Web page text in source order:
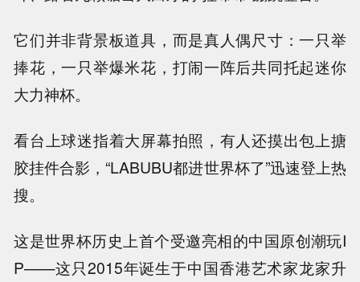
它们并非背景板道具，而是真人偶尺寸：一只举
捧花，一只举爆米花，打闹一阵后共同托起迷你
大力神杯。
看台上球迷指着大屏幕拍照，有人还摸出包上搪
胶挂件合影，“LABUBU都进世界杯了”迅速登上热
搜。
这是世界杯历史上首个受邀亮相的中国原创潮玩I
P——这只2015年诞生于中国香港艺术家龙家升